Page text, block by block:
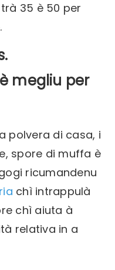
35 è 50 per
megliu per
polvera di casa, i
spore di muffa è
ricumandenu
chì intrappulà
chì aiuta à
relativa in a